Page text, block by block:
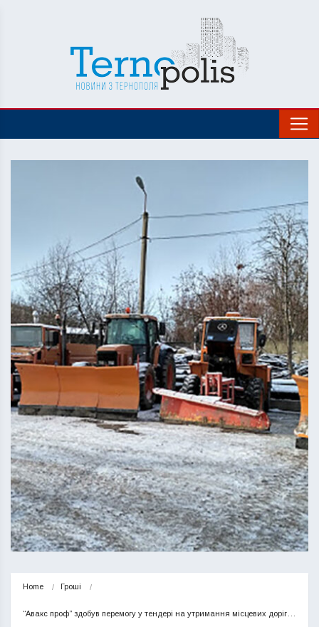
Home Гроші
“Авакс проф” здобув перемогу у тендері на утримання місцевих доріг…